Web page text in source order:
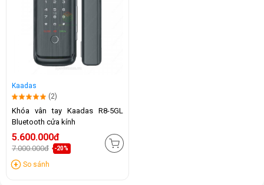
Kaadas
(2)
Khóa vân tay Kaadas R8-5GL
Bluetooth cửa kính
5.600.000đ
7.000.000đ -20%
So sánh